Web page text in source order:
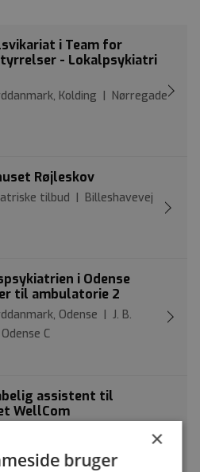
i Team for
- Lokalpsykiatri
Kolding | Nørregade
Røjleskov
tilbud | Billeshavevej
i Odense
til ambulatorie 2
Odense | J. B.
C
assistent til
WellCom
90, 5260 Odense S
×
bruger